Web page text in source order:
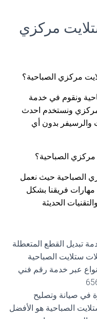
مركزي
مركزي الصباحية؟
ونقوم في خدمة
ونستخدم احدث
والرسيفر بدون أي
الصباحية؟
الصباحية حيث نعمل
مهارات فريقنا بشكل
الحديثة
تبديل القطع المتعطلة
ستلايت الصباحية
عبر خدمة رقم فني
في صيانة وتصليح
الصباحية هو الأفضل